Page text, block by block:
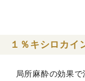
１％キシロカイ
局所麻酔の効果で